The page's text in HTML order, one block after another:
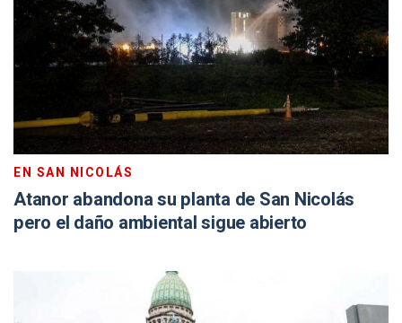
EN SAN NICOLÁS
Atanor abandona su planta de San Nicolás
pero el daño ambiental sigue abierto